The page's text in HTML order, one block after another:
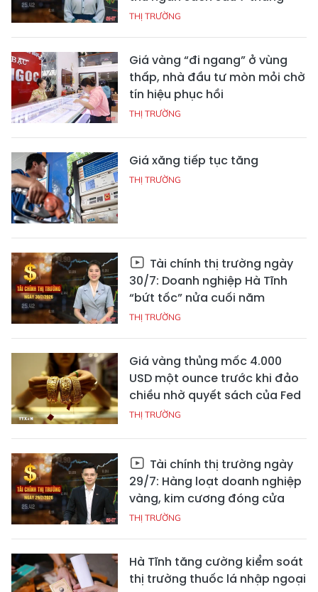
THỊ TRƯỜNG
Giá vàng “đi ngang” ở vùng
thấp, nhà đầu tư mòn mỏi chờ
tín hiệu phục hồi
THỊ TRƯỜNG
Giá xăng tiếp tục tăng
THỊ TRƯỜNG
Tài chính thị trường ngày
30/7: Doanh nghiệp Hà Tĩnh
“bứt tốc” nửa cuối năm
THỊ TRƯỜNG
Giá vàng thủng mốc 4.000
USD một ounce trước khi đảo
chiều nhờ quyết sách của Fed
THỊ TRƯỜNG
Tài chính thị trường ngày
29/7: Hàng loạt doanh nghiệp
vàng, kim cương đóng cửa
THỊ TRƯỜNG
Hà Tĩnh tăng cường kiểm soát
thị trường thuốc lá nhập ngoại